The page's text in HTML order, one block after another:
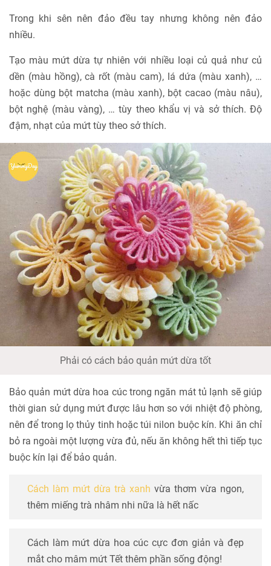
Trong khi sên nên đảo đều tay nhưng không nên đảo
nhiều.
Tạo màu mứt dừa tự nhiên với nhiều loại củ quả như củ
dền (màu hồng), cà rốt (màu cam), lá dứa (màu xanh), …
hoặc dùng bột matcha (màu xanh), bột cacao (màu nâu),
bột nghệ (màu vàng), … tùy theo khẩu vị và sở thích. Độ
đậm, nhạt của mứt tùy theo sở thích.
Phải có cách bảo quản mứt dừa tốt
Bảo quản mứt dừa hoa cúc trong ngăn mát tủ lạnh sẽ giúp
thời gian sử dụng mứt được lâu hơn so với nhiệt độ phòng,
nên để trong lọ thủy tinh hoặc túi nilon buộc kín. Khi ăn chỉ
bỏ ra ngoài một lượng vừa đủ, nếu ăn không hết thì tiếp tục
buộc kín lại để bảo quản.
Cách làm mứt dừa trà xanh vừa thơm vừa ngon,
thêm miếng trà nhâm nhi nữa là hết nấc
Cách làm mứt dừa hoa cúc cực đơn giản và đẹp
mắt cho mâm mứt Tết thêm phần sống động!